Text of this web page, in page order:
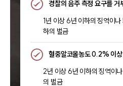
경찰의 음주 측정 요구를 거
1년 이상 6년 이하의 징역이
하의 벌금
혈중알코올농도 0.2% 이상
2년 이상 6년 이하의 징역이
의 벌금